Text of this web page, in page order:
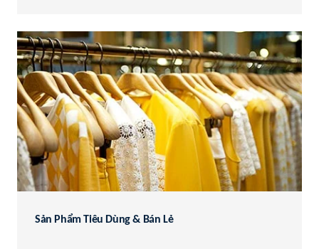
Sản Phẩm Tiêu Dùng & Bán Lẻ